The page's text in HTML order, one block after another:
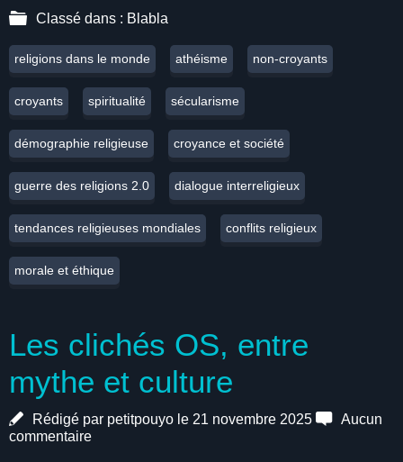
Classé dans : Blabla
religions dans le monde athéisme non-croyants
croyants spiritualité sécularisme
démographie religieuse croyance et société
guerre des religions 2.0 dialogue interreligieux
tendances religieuses mondiales conflits religieux
morale et éthique
Les clichés OS, entre
mythe et culture
Rédigé par petitpouyo le 21 novembre 2025
Aucun
commentaire